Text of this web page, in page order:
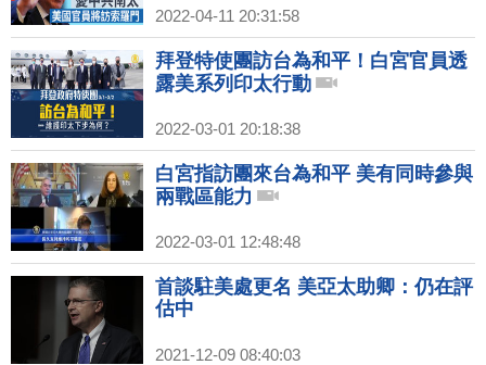
2022-04-11 20:31:58
拜登特使團訪台為和平！白宮官員透
露美系列印太行動
2022-03-01 20:18:38
白宮指訪團來台為和平 美有同時參與
兩戰區能力
2022-03-01 12:48:48
首談駐美處更名 美亞太助卿：仍在評
估中
2021-12-09 08:40:03